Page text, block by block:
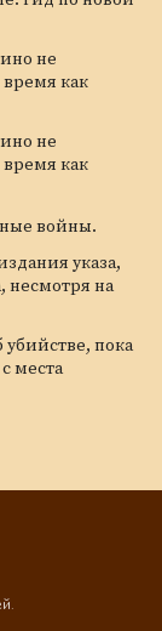
не
время как
не
время как
войны.
указа,
несмотря на
пока
места
.